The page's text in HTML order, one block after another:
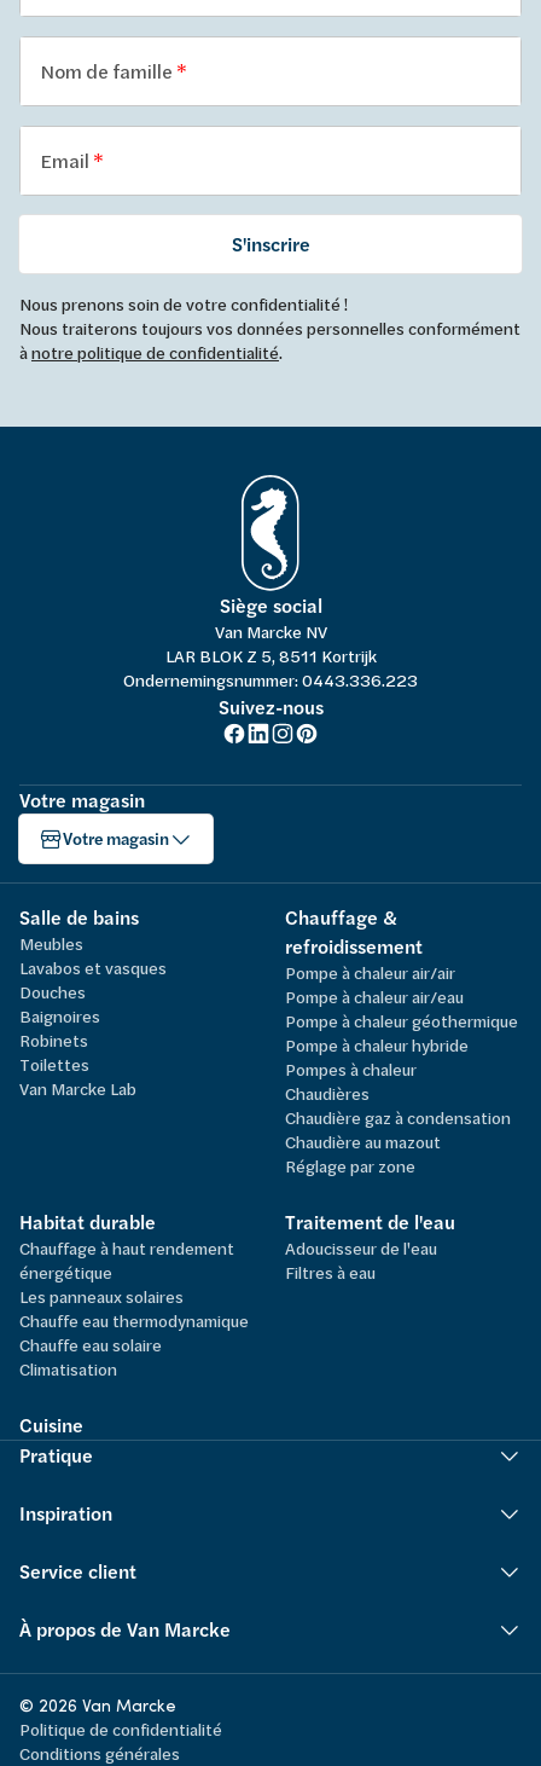
Nom de famille
Email
S'inscrire
Nous prenons soin de votre confidentialité !
Nous traiterons toujours vos données personnelles conformément
ànotre politique de confidentialité.
Siège social
Van Marcke NV
LAR BLOK Z 5, 8511 Kortrijk
Ondernemingsnummer: 0443.336.223
Suivez-nous
Votre magasin
Votre magasin
Salle de bains
Meubles
Lavabos et vasques
Douches
Baignoires
Robinets
Toilettes
Van Marcke Lab
Chauffage &
refroidissement
Pompe à chaleur air/air
Pompe à chaleur air/eau
Pompe à chaleur géothermique
Pompe à chaleur hybride
Pompes à chaleur
Chaudières
Chaudière gaz à condensation
Chaudière au mazout
Réglage par zone
Habitat durable
Chauffage à haut rendement
énergétique
Les panneaux solaires
Chauffe eau thermodynamique
Chauffe eau solaire
Climatisation
Traitement de l'eau
Adoucisseur de l'eau
Filtres à eau
Cuisine
Pratique
Inspiration
Service client
À propos de Van Marcke
© 2026 Van Marcke
Politique de confidentialité
Conditions générales